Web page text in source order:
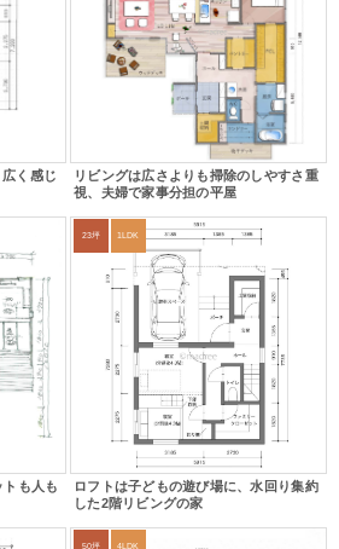
く感じ
リビングは広さよりも掃除のしやすさ重
視、夫婦で家事分担の平屋
も人も
23坪 1LDK
ロフトは子どもの遊び場に、水回り集約
した2階リビングの家
50坪 4LDK